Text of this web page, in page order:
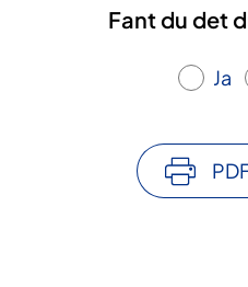
Fant du det
Ja